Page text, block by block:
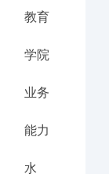
教育
学院
业务
能力
水